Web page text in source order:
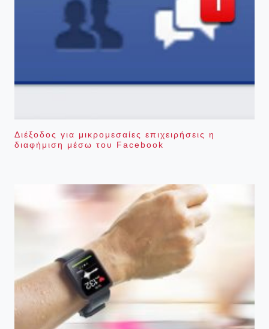
Διέξοδος για μικρομεσαίες επιχειρήσεις η
διαφήμιση μέσω του Facebook